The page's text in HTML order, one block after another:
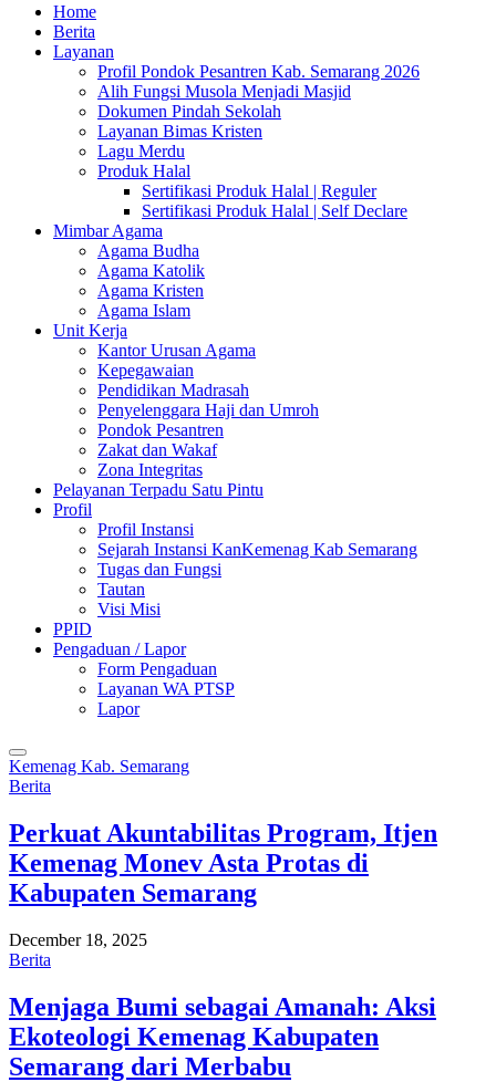
Home
Berita
Layanan
Profil Pondok Pesantren Kab. Semarang 2026
Alih Fungsi Musola Menjadi Masjid
Dokumen Pindah Sekolah
Layanan Bimas Kristen
Lagu Merdu
Produk Halal
Sertifikasi Produk Halal | Reguler
Sertifikasi Produk Halal | Self Declare
Mimbar Agama
Agama Budha
Agama Katolik
Agama Kristen
Agama Islam
Unit Kerja
Kantor Urusan Agama
Kepegawaian
Pendidikan Madrasah
Penyelenggara Haji dan Umroh
Pondok Pesantren
Zakat dan Wakaf
Zona Integritas
Pelayanan Terpadu Satu Pintu
Profil
Profil Instansi
Sejarah Instansi KanKemenag Kab Semarang
Tugas dan Fungsi
Tautan
Visi Misi
PPID
Pengaduan / Lapor
Form Pengaduan
Layanan WA PTSP
Lapor
Kemenag Kab. Semarang
Berita
Perkuat Akuntabilitas Program, Itjen
Kemenag Monev Asta Protas di
Kabupaten Semarang
December 18, 2025
Berita
Menjaga Bumi sebagai Amanah: Aksi
Ekoteologi Kemenag Kabupaten
Semarang dari Merbabu